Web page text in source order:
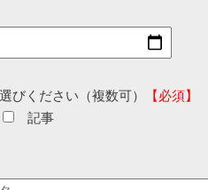
びください（複数可）
【必須】
記事